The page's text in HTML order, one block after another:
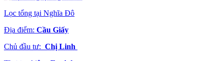
Lọc tổng tại Nghĩa Đô
Địa điểm: Cầu Giấy
Chủ đầu tư: Chị Linh